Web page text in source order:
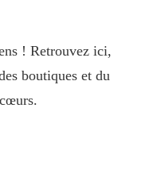
! Retrouvez ici,
boutiques et du